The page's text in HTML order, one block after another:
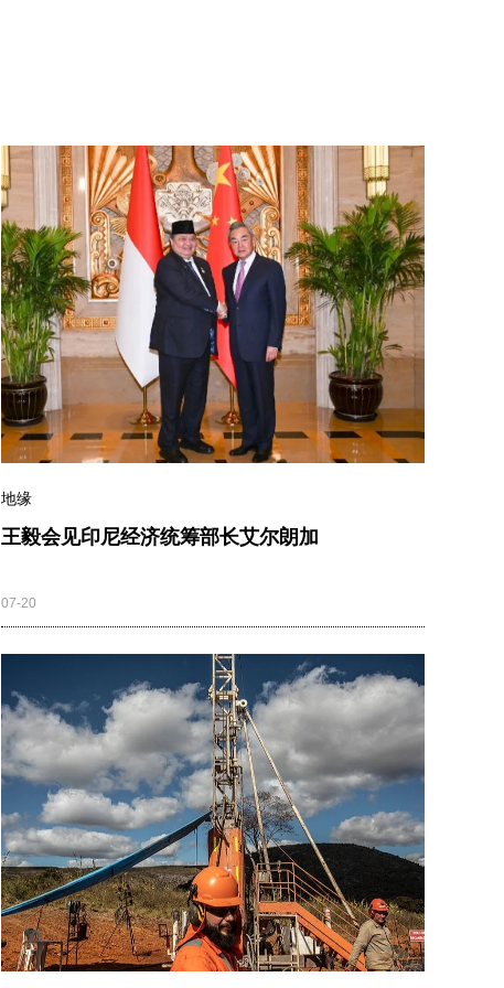
地缘
王毅会见印尼经济统筹部长艾尔朗加
07-20